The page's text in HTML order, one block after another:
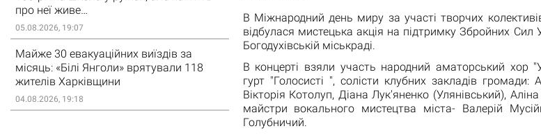
про неї живе…
05.08.2026, 19:07
Майже 30 евакуаційних виїздів за
місяць: «Білі Янголи» врятували 118
жителів Харківщини
04.08.2026, 19:18
В Міжнародний день миру за участі творчих
відбулася мистецька акція на підтримку Збройних Сил
Богодухівській міськраді.
В концерті взяли участь народний аматорський хор
гурт "Голосисті ", солісти клубних закладів
Вікторія Котолуп, Діана Лук'яненко (Улянівський),
майстри вокального мистецтва міста- Валерій
Голубничий.